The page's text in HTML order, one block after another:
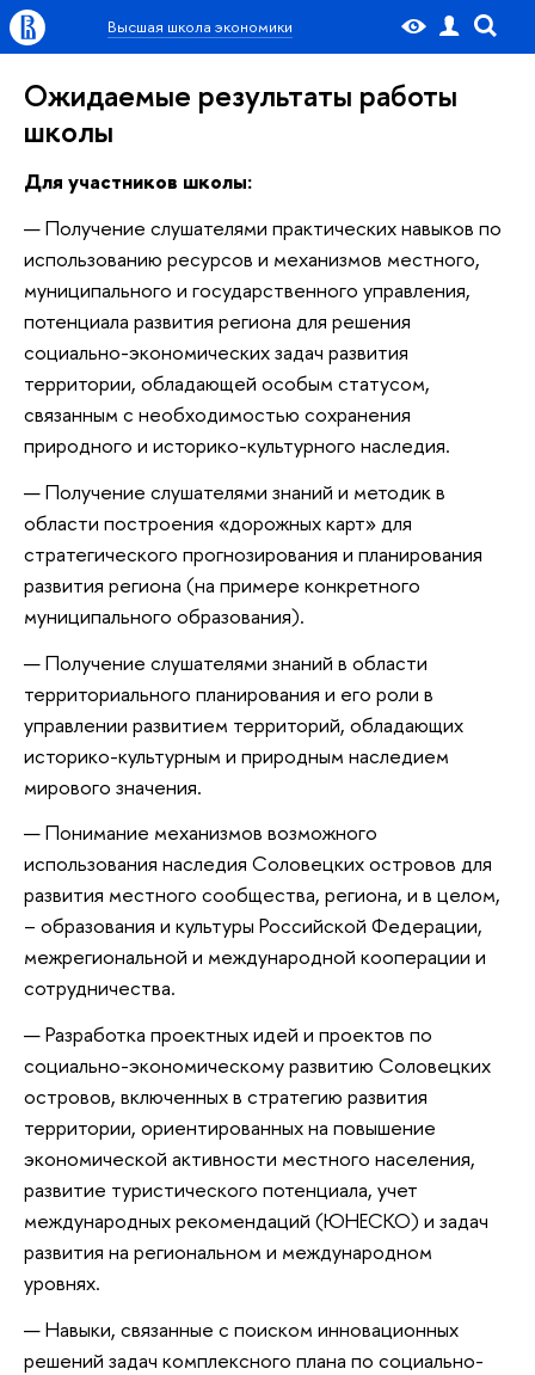
Высшая школа экономики
Ожидаемые результаты работы
школы
Для участников школы:
Получение слушателями практических навыков по
использованию ресурсов и механизмов местного,
муниципального и государственного управления,
потенциала развития региона для решения
социально-экономических задач развития
территории, обладающей особым статусом,
связанным с необходимостью сохранения
природного и историко-культурного наследия.
Получение слушателями знаний и методик в
области построения «дорожных карт» для
стратегического прогнозирования и планирования
развития региона (на примере конкретного
муниципального образования).
Получение слушателями знаний в области
территориального планирования и его роли в
управлении развитием территорий, обладающих
историко-культурным и природным наследием
мирового значения.
Понимание механизмов возможного
использования наследия Соловецких островов для
развития местного сообщества, региона, и в целом,
– образования и культуры Российской Федерации,
межрегиональной и международной кооперации и
сотрудничества.
Разработка проектных идей и проектов по
социально-экономическому развитию Соловецких
островов, включенных в стратегию развития
территории, ориентированных на повышение
экономической активности местного населения,
развитие туристического потенциала, учет
международных рекомендаций (ЮНЕСКО) и задач
развития на региональном и международном
уровнях.
Навыки, связанные с поиском инновационных
решений задач комплексного плана по социально-